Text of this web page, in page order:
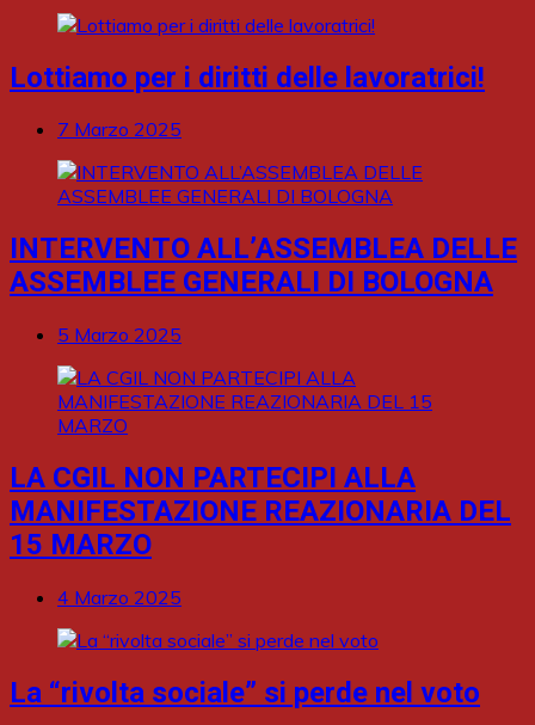
Lottiamo per i diritti delle lavoratrici!
7 Marzo 2025
INTERVENTO ALL’ASSEMBLEA DELLE
ASSEMBLEE GENERALI DI BOLOGNA
5 Marzo 2025
LA CGIL NON PARTECIPI ALLA
MANIFESTAZIONE REAZIONARIA DEL
15 MARZO
4 Marzo 2025
La “rivolta sociale” si perde nel voto